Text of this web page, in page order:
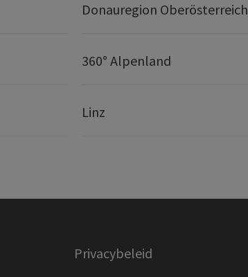
Donauregion Oberösterreich
360° Alpenland
Linz
Privacybeleid